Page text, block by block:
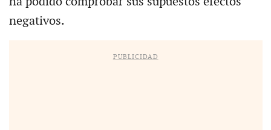
negativos.
PUBLICIDAD